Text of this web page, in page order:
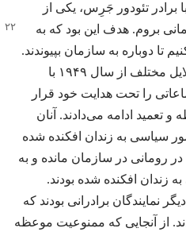
که با برادر تئودور جَرِس،‏ یکی از
بروم.‏ هدف این بود که به
تا دوباره به سازمان بپیوندند.‏
گروهی از برادران رومانی به دلایل مختلف از سال ۱۹۴۹ با
را تحت هدایت خود قرار
و تعمید ادامه می‌دادند.‏ آنان
سیاسی به زندان افکنده شده
در رومانی در سازمان مانده و به
زندان افکنده شده بودند.‏
نمایندگان برادرانی بودند که
از آنجایی که ممنوعیت موعظه